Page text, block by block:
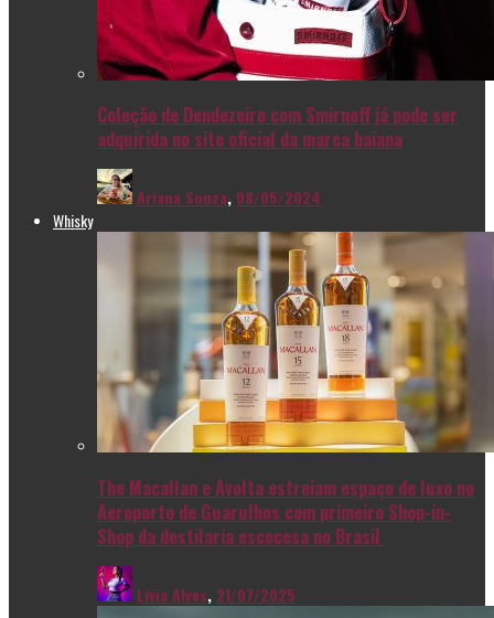
Coleção de Dendezeiro com Smirnoff já pode ser
adquirida no site oficial da marca baiana
Ariana Souza, 08/05/2024
Whisky
The Macallan e Avolta estreiam espaço de luxo no
Aeroporto de Guarulhos com primeiro Shop-in-
Shop da destilaria escocesa no Brasil
Livia Alves, 21/07/2025